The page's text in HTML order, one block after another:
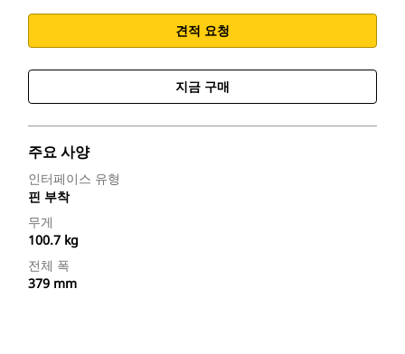
견적 요청
지금 구매
주요 사양
인터페이스 유형
핀 부착
무게
100.7 kg
전체 폭
379 mm